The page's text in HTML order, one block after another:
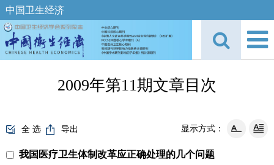
中国卫生经济
2009年第11期文章目次
全 选 导出 显示方式：
我国医疗卫生体制改革应正确处理的几个问题